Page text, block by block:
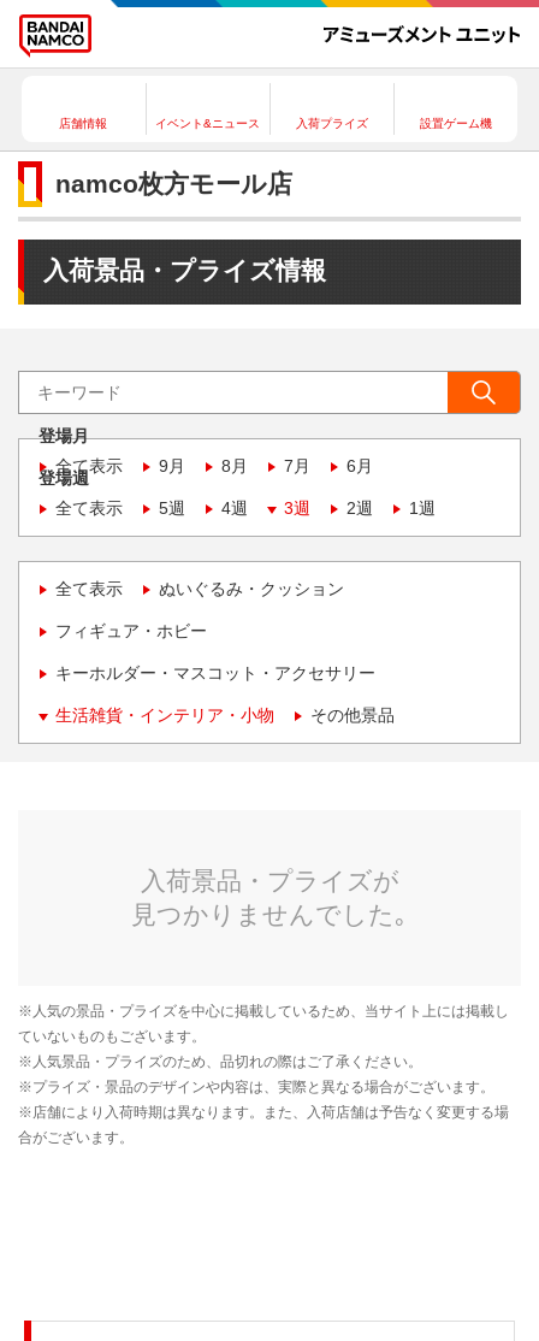
店舗情報 イベント&ニュース 入荷プライズ 設置ゲーム機
namco枚方モール店
入荷景品・プライズ情報
登場月
全て表示
9月 8月 7月 6月
登場週
全て表示
5週 4週 3週 2週 1週
全て表示 ぬいぐるみ・クッション
フィギュア・ホビー
キーホルダー・マスコット・アクセサリー
生活雑貨・インテリア・小物 その他景品